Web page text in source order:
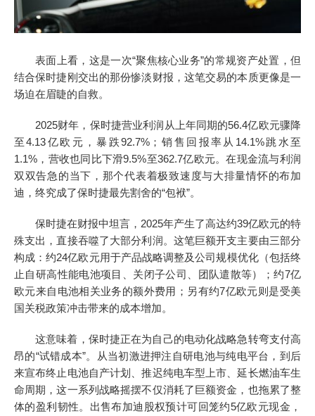
表面上看，这是一次“聚焦核心业务”的常规资产处置，但
结合保时捷刚交出的那份惨淡财报，这笔交易的本质更像是一
场迫在眉睫的自救。
2025财年，保时捷营业利润从上年同期的56.4亿欧元骤降
至4.13亿欧元，暴跌92.7%；销售回报率从14.1%跳水至
1.1%，营收也同比下滑9.5%至362.7亿欧元。在现金流与利润
双双告急的当下，那个代表着极致速度与大排量情怀的布加
迪，终究成了保时捷最先割舍的“包袱”。
保时捷在财报中坦言，2025年产生了高达约39亿欧元的特
殊支出，直接吞噬了大部分利润。这笔巨额开支主要由三部分
构成：约24亿欧元用于产品战略调整及公司规模优化（包括终
止自研高性能电池项目、关闭子公司、团队遣散等）；约7亿
欧元来自电池相关业务的额外费用；另有约7亿欧元则是受美
国关税政策冲击带来的成本增加。
这意味着，保时捷正在为自己的电动化战略急转弯支付高
昂的“试错成本”。从当初激进押注自研电池与纯电平台，到后
来宣布终止电池自产计划、推迟纯电车型上市、延长燃油车生
命周期，这一系列战略摇摆不仅消耗了巨额资金，也拖累了整
体的盈利韧性。出售布加迪股权预计可回笼约5亿欧元现金，